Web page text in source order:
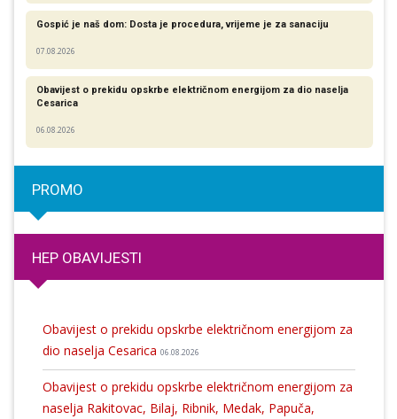
Gospić je naš dom: Dosta je procedura, vrijeme je za sanaciju
07.08.2026
Obavijest o prekidu opskrbe električnom energijom za dio naselja
Cesarica
06.08.2026
PROMO
HEP OBAVIJESTI
Obavijest o prekidu opskrbe električnom energijom za
dio naselja Cesarica 06.08.2026
Obavijest o prekidu opskrbe električnom energijom za
naselja Rakitovac, Bilaj, Ribnik, Medak, Papuča,